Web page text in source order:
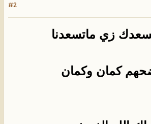
#2
يسعدك زي ماتسعدنا
كمان وكمان